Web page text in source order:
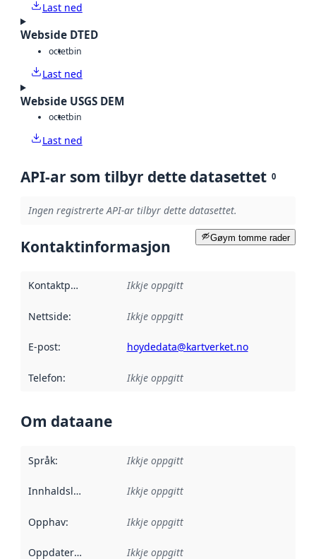
Last ned
Webside DTED
octetbin
Last ned
Webside USGS DEM
octetbin
Last ned
API-ar som tilbyr dette datasettet 0
Ingen registrerte API-ar tilbyr dette datasettet.
Gøym tomme rader
Kontaktinformasjon
Kontaktpunkt Ikkje oppgitt
Nettside: Ikkje oppgitt
E-post: hoydedata@kartverket.no
Telefon: Ikkje oppgitt
Om dataane
Språk: Ikkje oppgitt
Innhaldsleverandørar :
Ikkje oppgitt
Opphav: Ikkje oppgitt
Oppdateringsfrekvens :
Ikkje oppgitt